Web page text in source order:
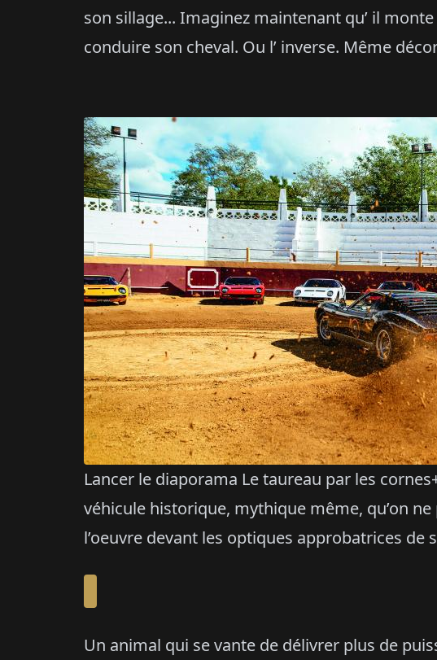
son sillage... Imaginez maintenant qu’ il
conduire son cheval. Ou l’ inverse. Même
Lancer le diaporama Le taureau par les
véhicule historique, mythique même, qu’on
l’oeuvre devant les optiques approbatrices de
Un animal qui se vante de délivrer plus de